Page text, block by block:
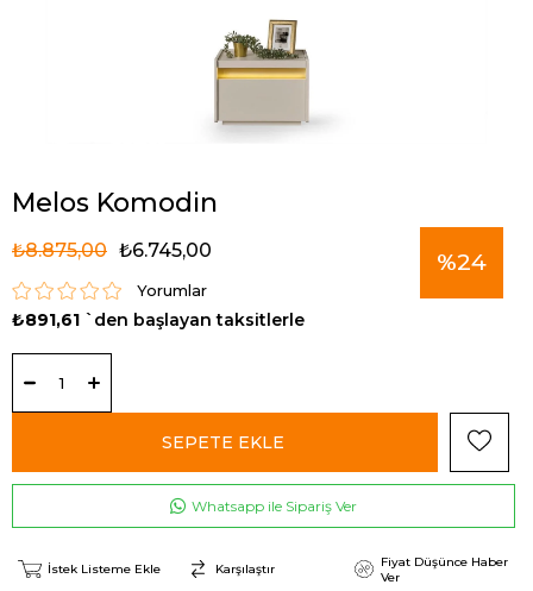
Melos Komodin
%24
₺8.875,00 ₺6.745,00
Yorumlar
₺891,61 `den başlayan taksitlerle
Whatsapp ile Sipariş Ver
İstek Listeme Ekle Karşılaştır
Fiyat Düşünce Haber
Ver